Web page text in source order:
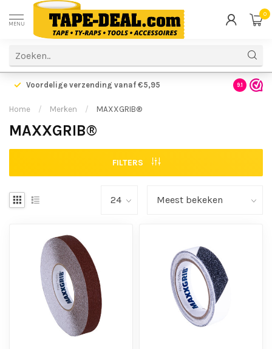
MENU
0
Voordelige verzending vanaf €5,95 Gratis
9.1
Home / Merken / MAXXGRIB®
MAXXGRIB®
FILTERS